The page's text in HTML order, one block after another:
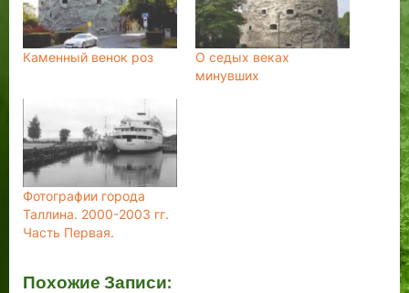
Каменный венок роз
О седых веках
минувших
Фотографии города
Таллина. 2000-2003 гг.
Часть Первая.
Похожие Записи: